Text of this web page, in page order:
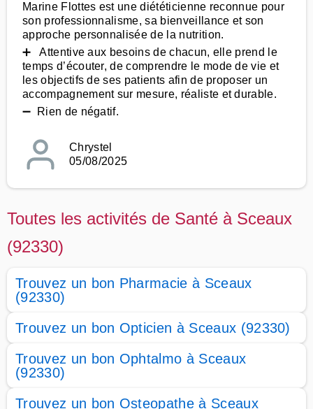
Marine Flottes est une diététicienne reconnue pour
son professionnalisme, sa bienveillance et son
approche personnalisée de la nutrition.
➕ Attentive aux besoins de chacun, elle prend le
temps d’écouter, de comprendre le mode de vie et
les objectifs de ses patients afin de proposer un
accompagnement sur mesure, réaliste et durable.
➖ Rien de négatif.
Chrystel
05/08/2025
Toutes les activités de Santé à Sceaux
(92330)
Trouvez un bon Pharmacie à Sceaux
(92330)
Trouvez un bon Opticien à Sceaux (92330)
Trouvez un bon Ophtalmo à Sceaux
(92330)
Trouvez un bon Osteopathe à Sceaux